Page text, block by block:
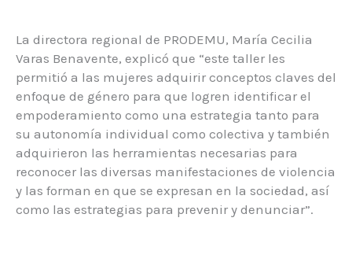
La directora regional de PRODEMU, María Cecilia
Varas Benavente, explicó que “este taller les
permitió a las mujeres adquirir conceptos claves del
enfoque de género para que logren identificar el
empoderamiento como una estrategia tanto para
su autonomía individual como colectiva y también
adquirieron las herramientas necesarias para
reconocer las diversas manifestaciones de violencia
y las forman en que se expresan en la sociedad, así
como las estrategias para prevenir y denunciar”.